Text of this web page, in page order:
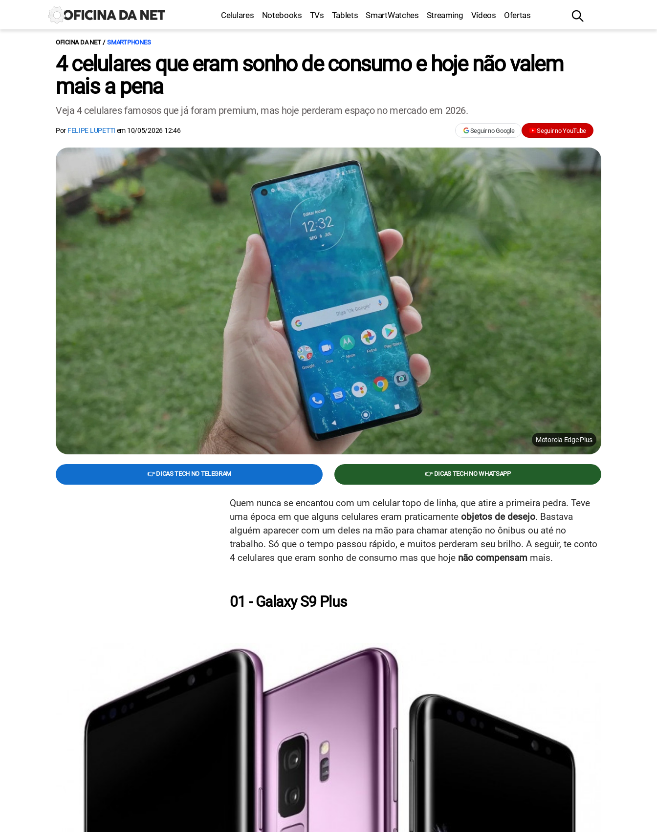
Celulares Notebooks TVs Tablets SmartWatches Streaming Vídeos Ofertas
OFICINA DA NET SMARTPHONES
4 celulares que eram sonho de consumo e hoje não valem
mais a pena
Veja 4 celulares famosos que já foram premium, mas hoje perderam espaço no mercado em 2026.
Por FELIPE LUPETTI em 10/05/2026 12:46 Seguir no Google Seguir no YouTube
Motorola Edge Plus
👉 DICAS TECH NO TELEGRAM 👉 DICAS TECH NO WHATSAPP
Quem nunca se encantou com um celular topo de linha, que atire a primeira pedra. Teve
uma época em que alguns celulares eram praticamente objetos de desejo. Bastava
alguém aparecer com um deles na mão para chamar atenção no ônibus ou até no
trabalho. Só que o tempo passou rápido, e muitos perderam seu brilho. A seguir, te conto
4 celulares que eram sonho de consumo mas que hoje não compensam mais.
01 - Galaxy S9 Plus